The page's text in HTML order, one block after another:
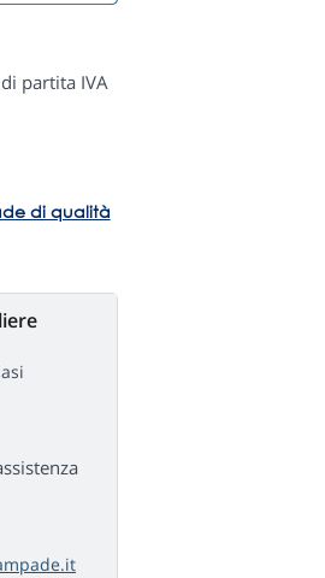
partita IVA
di qualità